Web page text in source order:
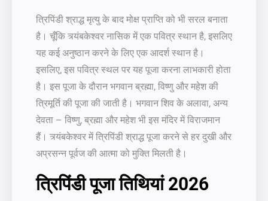
त्रिपिंडी श्राद्ध मृत्यु के बाद मोक्ष प्राप्ति को भी सरल बनाता
है। चूँकि त्र्यंबकेश्वर नासिक में एक पवित्र स्थान है, इसलिए
यह कई अनुष्ठान करने के लिए एक आदर्श स्थान है।
इसलिए, इस पवित्र स्थल पर यह पूजा करना लाभकारी होता
है। इस पूजा के दौरान भगवान ब्रह्मा, विष्णु और महेश की
त्रिमूर्ति की पूजा की जाती है। भगवान शिव के अलावा, अन्य
देवता – विष्णु, ब्रह्मा और महेश भी इस मंदिर में विराजमान
हैं। त्र्यंबकेश्वर में त्रिपिंडी श्राद्ध पूजा करने से हर दुखी और
अप्रसन्न पूर्वज की आत्मा को मुक्ति मिलती है।
त्रिपिंडी पूजा तिथियां 2026